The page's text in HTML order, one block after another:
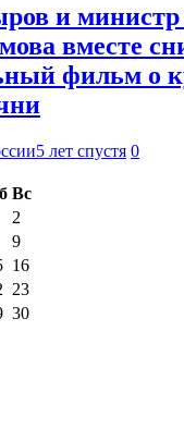
и
вместе
фильм о
5 лет спустя 0
Вс
2
9
16
23
30